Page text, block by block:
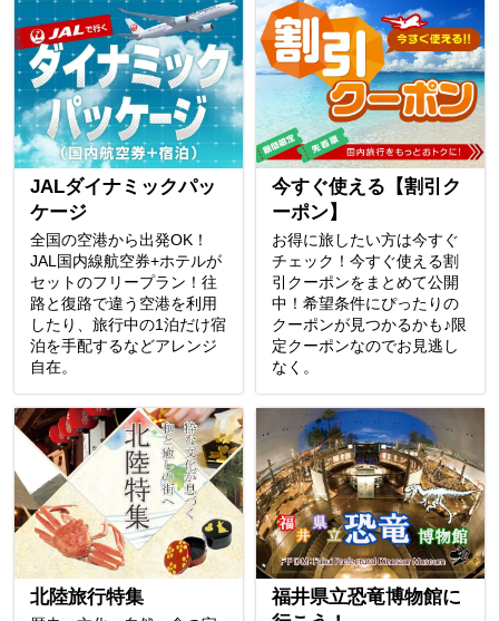
JALダイナミックパッ
ケージ
全国の空港から出発OK！
JAL国内線航空券+ホテルが
セットのフリープラン！往
路と復路で違う空港を利用
したり、旅行中の1泊だけ宿
泊を手配するなどアレンジ
自在。
今すぐ使える【割引ク
ーポン】
お得に旅したい方は今すぐ
チェック！今すぐ使える割
引クーポンをまとめて公開
中！希望条件にぴったりの
クーポンが見つかるかも♪限
定クーポンなのでお見逃し
なく。
北陸旅行特集
福井県立恐竜博物館に